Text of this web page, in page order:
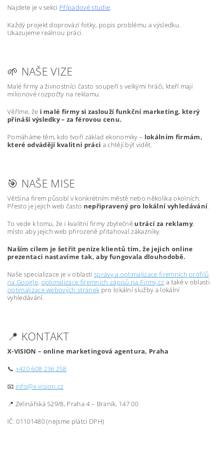
Najdete je v sekci Případové studie.
Každý projekt doprovází fotky, popis problému a výsledku.
Ukazujeme reálnou práci.
🌱 NAŠE VIZE
Malé firmy a živnostníci často soupeří s velkými hráči, kteří mají
milionové rozpočty na reklamu.
Věříme, že i malé firmy si zaslouží funkční marketing, který
přináší výsledky – za férovou cenu.
Pomáháme těm, kdo tvoří základ ekonomiky – lokálním firmám,
které odvádějí kvalitní práci a chtějí být vidět.
🎯 NAŠE MISE
Většina firem působí v konkrétním městě nebo několika okolních.
Přesto je jejich web často nepřipravený pro lokální vyhledávání.
To vede k tomu, že i kvalitní firmy zbytečně utrácí za reklamy,
místo aby jejich web přirozeně přitahoval zákazníky.
Naším cílem je šetřit peníze klientů tím, že jejich online
prezentaci nastavíme tak, aby fungovala dlouhodobě.
Naše specializace je v oblasti správy a optimalizace firemních profilů
na Google, optimalizace firemních zápisů na Firmy.cz a také v oblasti
optimalizace webových stránek pro lokální služby a lokální
vyhledávání.
📍 KONTAKT
X-VISION – online marketingová agentura, Praha
📞 +420 608 236 258
📧 info@x-vision.cz
📍 Zelinářská 529/8, Praha 4 – Braník, 147 00
IČ: 01101480 (nejsme plátci DPH)